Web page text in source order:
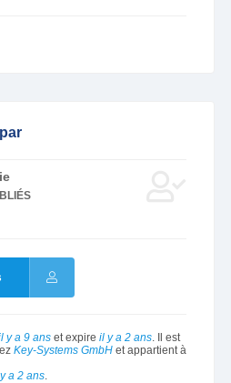
y a 9 anset expire il y a 2 ans. Il est
Key-Systems GmbHet appartient à
a 2 ans.